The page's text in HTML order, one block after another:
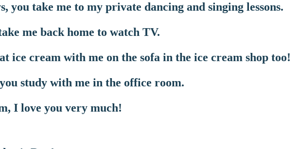
you take me to my private dancing and singing lessons.
me back home to watch TV.
ice cream with me on the sofa in the ice cream shop too!
study with me in the office room.
I love you very much!